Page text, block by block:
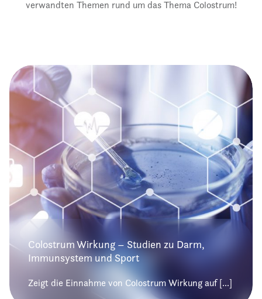
verwandten Themen rund um das Thema Colostrum!
Colostrum Wirkung – Studien zu Darm,
Immunsystem und Sport
Zeigt die Einnahme von Colostrum Wirkung auf [...]